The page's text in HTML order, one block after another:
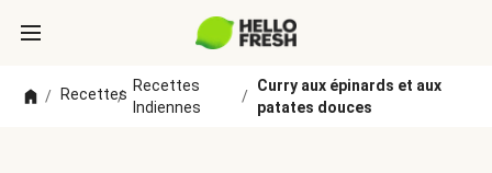
/ Recettes
/
Recettes
Indiennes
/
Curry aux épinards et aux
patates douces